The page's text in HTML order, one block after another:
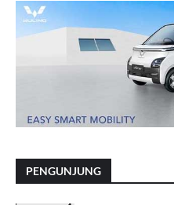
PENGUNJUNG